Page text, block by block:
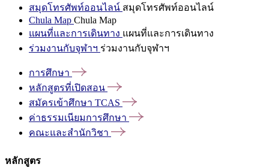
สมุดโทรศัพท์ออนไลน์ สมุดโทรศัพท์ออนไลน์
Chula Map Chula Map
แผนที่และการเดินทาง แผนที่และการเดินทาง
ร่วมงานกับจุฬาฯ ร่วมงานกับจุฬาฯ
การศึกษา
หลักสูตรที่เปิดสอน
สมัครเข้าศึกษา TCAS
ค่าธรรมเนียมการศึกษา
คณะและสำนักวิชา
หลักสูตร